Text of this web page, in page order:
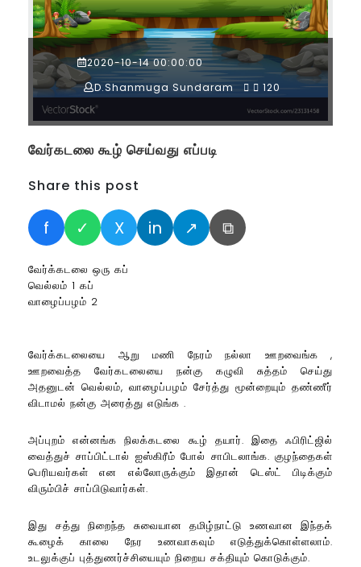
2020-10-14 00:00:00
D.Shanmuga Sundaram
120
வேர்கடலை கூழ் செய்வது எப்படி
Share this post
f ✓ X in ↗ ⧉
வேர்க்கடலை ஒரு கப்
வெல்லம் 1 கப்
வாழைப்பழம் 2
வேர்க்கடலையை ஆறு மணி நேரம் நல்லா ஊறவைங்க ,
ஊறவைத்த வேர்கடலையை நன்கு கழுவி சுத்தம் செய்து
அதனுடன் வெல்லம், வாழைப்பழம் சேர்த்து மூன்றையும் தண்ணீர்
விடாமல் நன்கு அரைத்து எடுங்க .
அப்புறம் என்னங்க நிலக்கடலை கூழ் தயார். இதை ஃபிரிட்ஜில்
வைத்துச் சாப்பிட்டால் ஐஸ்கிரீம் போல் சாபிடலாங்க. குழந்தைகள்
பெரியவர்கள் என எல்லோருக்கும் இதான் டெஸ்ட் பிடிக்கும்
விரும்பிச் சாப்பிடுவார்கள்.
இது சத்து நிறைந்த சுவையான தமிழ்நாட்டு உணவான இந்தக்
கூழைக் காலை நேர உணவாகவும் எடுத்துக்கொள்ளலாம்.
உடலுக்குப் புத்துணர்ச்சியையும் நிறைய சக்தியும் கொடுக்கும்.